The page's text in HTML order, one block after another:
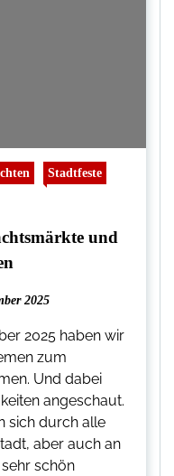
Stadtfeste
und
2025
2025 haben wir
zum
Und dabei
angeschaut.
sich durch alle
aber auch an
schön